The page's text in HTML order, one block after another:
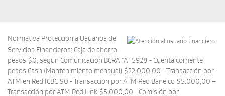
Normativa Protección a Usuarios de
Servicios Financieros: Caja de ahorro
pesos $0, según Comunicación BCRA "A" 5928 - Cuenta corriente
pesos Cash (Mantenimiento mensual) $22.000,00 - Transacción por
ATM en Red ICBC $0 - Transacción por ATM Red Banelco $5.000,00 –
Transacción por ATM Red Link $5.000,00 - Comisión por